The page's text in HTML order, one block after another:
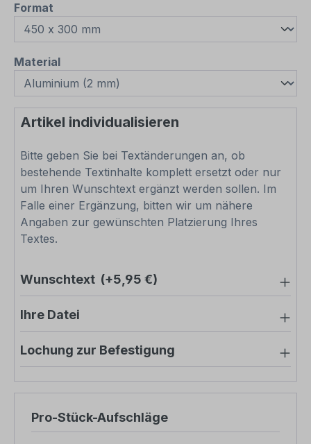
Format
Materialauswählen
Artikel individualisieren
Bitte geben Sie bei Textänderungen an, ob
bestehende Textinhalte komplett ersetzt oder nur
um Ihren Wunschtext ergänzt werden sollen. Im
Falle einer Ergänzung, bitten wir um nähere
Angaben zur gewünschten Platzierung Ihres
Textes.
Wunschtext (+5,95 €)
Ihre Datei
Lochung zur Befestigung
Pro-Stück-Aufschläge